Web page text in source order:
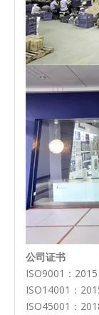
公司证书
ISO9001：2015
ISO14001：
ISO45001：